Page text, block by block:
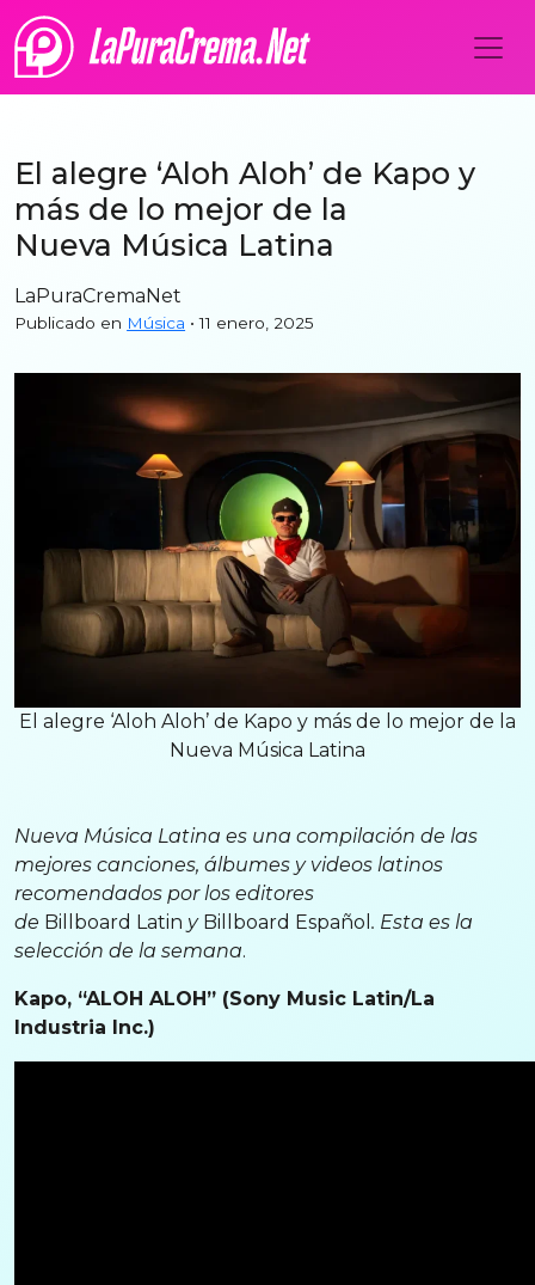
El alegre ‘Aloh Aloh’ de Kapo y
más de lo mejor de la
Nueva Música Latina
LaPuraCremaNet
Publicado en Música • 11 enero, 2025
El alegre ‘Aloh Aloh’ de Kapo y más de lo mejor de la
Nueva Música Latina
Nueva Música Latina es una compilación de las
mejores canciones, álbumes y videos latinos
recomendados por los editores
de Billboard Latin y Billboard Español . Esta es la
selección de la semana.
Kapo, “ALOH ALOH” (Sony Music Latin/La
Industria Inc.)